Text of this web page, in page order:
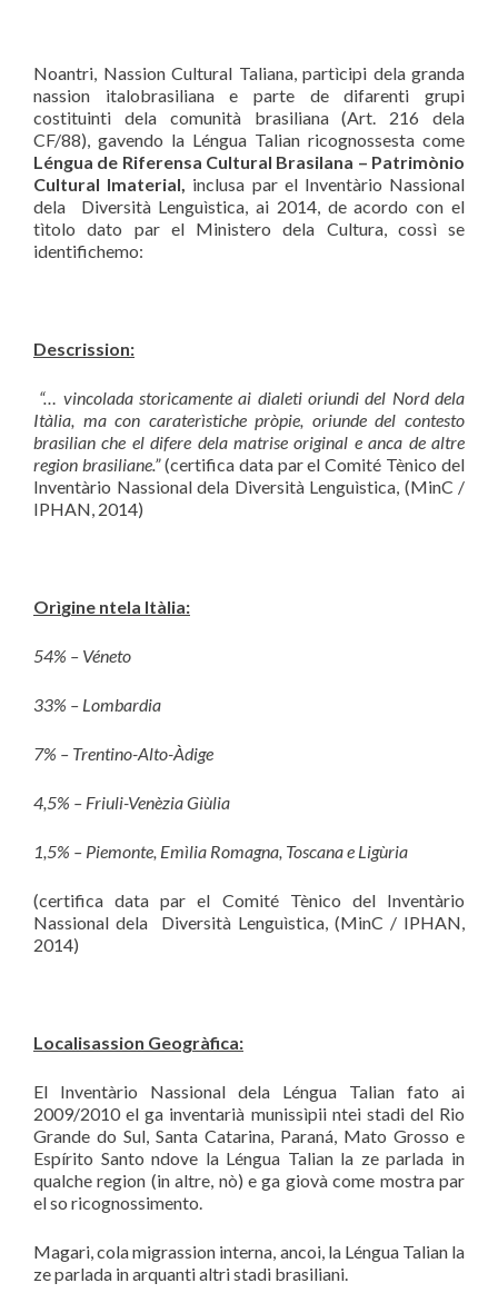
Noantri, Nassion Cultural Taliana, partìcipi dela granda
nassion italobrasiliana e parte de difarenti grupi
costituinti dela comunità brasiliana (Art. 216 dela
CF/88), gavendo la Léngua Talian ricognossesta come
Léngua de Riferensa Cultural Brasilana – Patrimònio
Cultural Imaterial, inclusa par el Inventàrio Nassional
dela Diversità Lenguìstica, ai 2014, de acordo con el
tìtolo dato par el Ministero dela Cultura, cossì se
identifichemo:
Descrission:
“… vincolada storicamente ai dialeti oriundi del Nord dela
Itàlia, ma con caraterìstiche pròpie, oriunde del contesto
brasilian che el difere dela matrise original e anca de altre
region brasiliane.”(certifica data par el Comité Tènico del
Inventàrio Nassional dela Diversità Lenguìstica, (MinC /
IPHAN, 2014)
Orìgine ntela Itàlia:
54% – Véneto
33% – Lombardia
7% – Trentino-Alto-Àdige
4,5% – Friuli-Venèzia Giùlia
1,5% – Piemonte, Emìlia Romagna, Toscana e Ligùria
(certifica data par el Comité Tènico del Inventàrio
Nassional dela Diversità Lenguìstica, (MinC / IPHAN,
2014)
Localisassion Geogràfica:
El Inventàrio Nassional dela Léngua Talian fato ai
2009/2010 el ga inventarià munissìpii ntei stadi del Rio
Grande do Sul, Santa Catarina, Paraná, Mato Grosso e
Espírito Santo ndove la Léngua Talian la ze parlada in
qualche region (in altre, nò) e ga giovà come mostra par
el so ricognossimento.
Magari, cola migrassion interna, ancoi, la Léngua Talian la
ze parlada in arquanti altri stadi brasiliani.